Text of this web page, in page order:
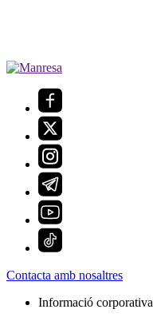
Contacta amb nosaltres
Informació corporativa